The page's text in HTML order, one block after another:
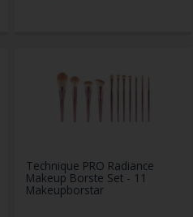
Technique PRO Radiance
Makeup Borste Set - 11
Makeupborstar